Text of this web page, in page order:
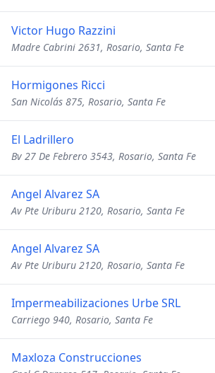
Victor Hugo Razzini
Madre Cabrini 2631, Rosario, Santa Fe
Hormigones Ricci
San Nicolás 875, Rosario, Santa Fe
El Ladrillero
Bv 27 De Febrero 3543, Rosario, Santa Fe
Angel Alvarez SA
Av Pte Uriburu 2120, Rosario, Santa Fe
Angel Alvarez SA
Av Pte Uriburu 2120, Rosario, Santa Fe
Impermeabilizaciones Urbe SRL
Carriego 940, Rosario, Santa Fe
Maxloza Construcciones